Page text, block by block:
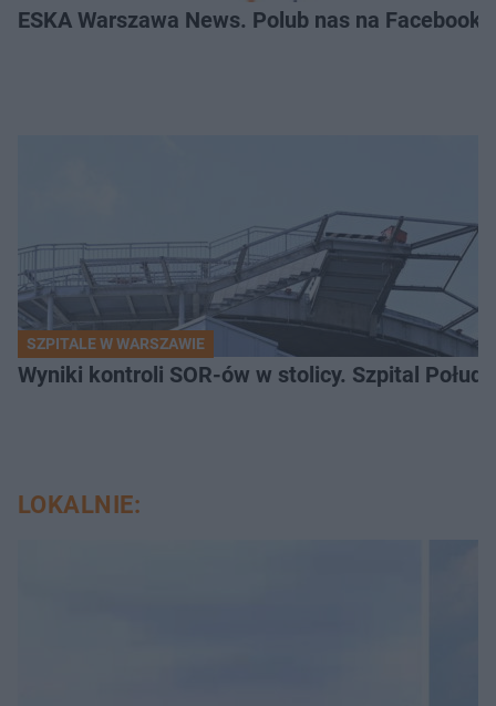
ESKA Warszawa News. Polub nas na
SZPITALE W WARSZAWIE
Wyniki kontroli SOR-ów w stolicy. Szpital
LOKALNIE: